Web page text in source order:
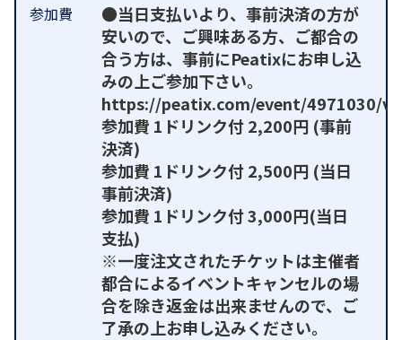
参加費
●当日支払いより、事前決済の方が
安いので、ご興味ある方、ご都合の
合う方は、事前にPeatixにお申し込
みの上ご参加下さい。
https://peatix.com/event/4971030/
参加費 1ドリンク付 2,200円 (事前
決済)
参加費 1ドリンク付 2,500円 (当日
事前決済)
参加費 1ドリンク付 3,000円(当日
支払)
※一度注文されたチケットは主催者
都合によるイベントキャンセルの場
合を除き返金は出来ませんので、ご
了承の上お申し込みください。